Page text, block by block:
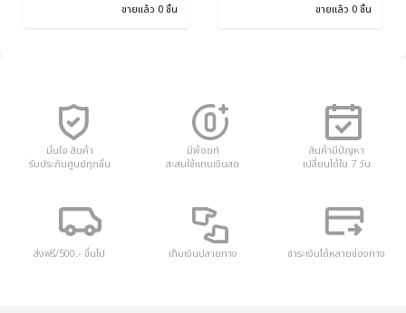
ขายแล้ว 0 ชิ้น ขายแล้ว 0 ชิ้น
มั่นใจ สินค้า
รับประกันศูนย์ทุกชิ้น
มีพ้อยท์
สะสมใช้แทนเงินสด
สินค้ามีปัญหา
เปลี่ยนได้ใน 7 วัน
ส่งฟรี/500.- ขึ้นไป เก็บเงินปลายทาง ชำระเงินได้หลายช่องทาง